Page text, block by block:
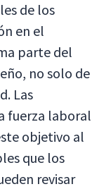
de los
en el
parte del
no solo de
Las
fuerza laboral
objetivo al
que los
revisar